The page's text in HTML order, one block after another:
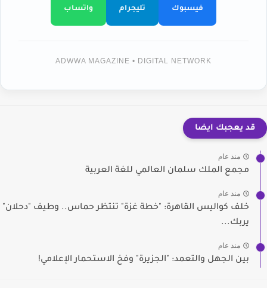
فيسبوك تليجرام واتساب
ADWWA MAGAZINE • DIGITAL NETWORK
قد يعجبك ايضا
منذ عام
مجمع الملك سلمان العالمي للغة العربية
منذ عام
خلف كواليس القاهرة: "خطة غزة" تنتظر حماس.. وطيف "دحلان"
يربك...
منذ عام
بين الجهل والتعمد: "الجزيرة" وفخ الاستحمار الإعلامي!